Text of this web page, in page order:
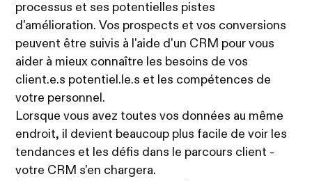
processus et ses potentielles pistes
d'amélioration. Vos prospects et vos conversions
peuvent être suivis à l'aide d'un CRM pour vous
aider à mieux connaître les besoins de vos
client.e.s potentiel.le.s et les compétences de
votre personnel.
Lorsque vous avez toutes vos données au même
endroit, il devient beaucoup plus facile de voir les
tendances et les défis dans le parcours client -
votre CRM s'en chargera.